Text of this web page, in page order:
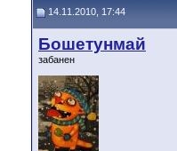
14.11.2010, 17:44
Бошетунмай
забанен